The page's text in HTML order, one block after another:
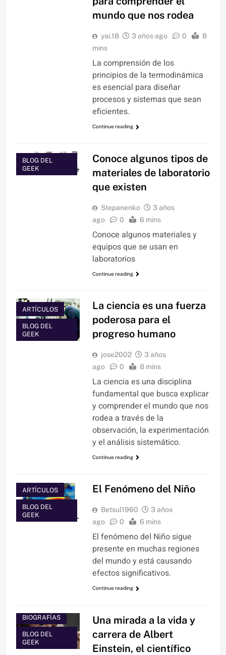
mundo que nos rodea
yai.18 3 años ago 0
8
mins
La comprensión de los
principios de la termodinámica
es esencial para diseñar
procesos y sistemas que sean
eficientes.
Continue reading
BLOG DEL
GEEK
Conoce algunos tipos de
materiales de laboratorio
que existen
Stepanenko
3 años
ago
0 6 mins
Conoce algunos materiales y
equipos que se usan en
laboratorios
Continue reading
ARTÍCULOS
BLOG DEL
GEEK
La ciencia es una fuerza
poderosa para el
progreso humano
jose2002
3 años
ago
0 8 mins
La ciencia es una disciplina
fundamental que busca explicar
y comprender el mundo que nos
rodea a través de la
observación, la experimentación
y el análisis sistemático.
Continue reading
ARTÍCULOS
BLOG DEL
GEEK
El Fenómeno del Niño
Betsul1960
3 años
ago
0 6 mins
El fenómeno del Niño sigue
presente en muchas regiones
del mundo y está causando
efectos significativos.
Continue reading
BIOGRAFÍAS
BLOG DEL
GEEK
Una mirada a la vida y
carrera de Albert
Einstein, el científico